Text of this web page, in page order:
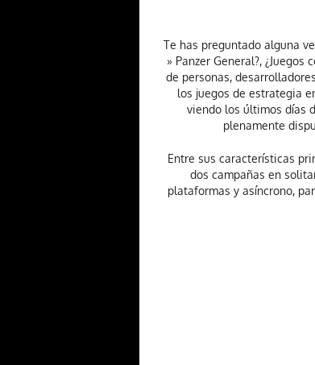
Te has preguntado alguna
» Panzer General?,
de personas,
los juegos de estrategia
viendo los últimos días
plenamente
Entre sus características
dos campañas en
plataformas y asíncrono,